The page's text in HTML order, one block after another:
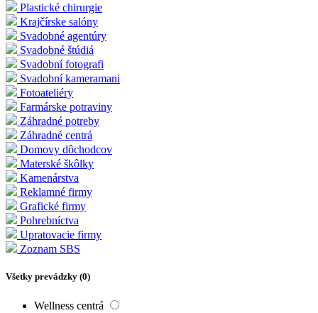
Plastické chirurgie
Krajčírske salóny
Svadobné agentúry
Svadobné štúdiá
Svadobní fotografi
Svadobní kameramani
Fotoateliéry
Farmárske potraviny
Záhradné potreby
Záhradné centrá
Domovy dôchodcov
Materské škôlky
Kamenárstva
Reklamné firmy
Grafické firmy
Pohrebníctva
Upratovacie firmy
Zoznam SBS
Všetky prevádzky (0)
Wellness centrá